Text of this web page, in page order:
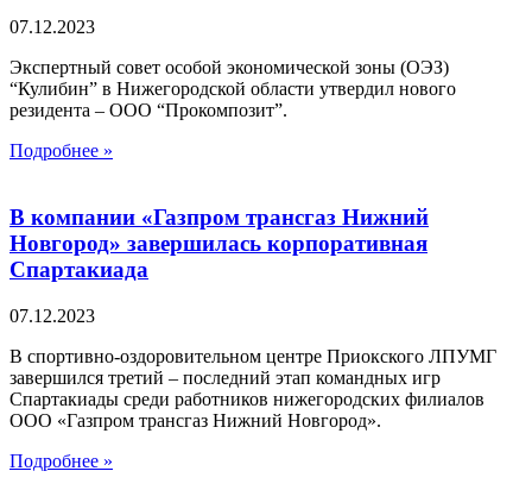
07.12.2023
Экспертный совет особой экономической зоны (ОЭЗ)
“Кулибин” в Нижегородской области утвердил нового
резидента – ООО “Прокомпозит”.
Подробнее »
В компании «Газпром трансгаз Нижний
Новгород» завершилась корпоративная
Спартакиада
07.12.2023
В спортивно-оздоровительном центре Приокского ЛПУМГ
завершился третий – последний этап командных игр
Спартакиады среди работников нижегородских филиалов
ООО «Газпром трансгаз Нижний Новгород».
Подробнее »